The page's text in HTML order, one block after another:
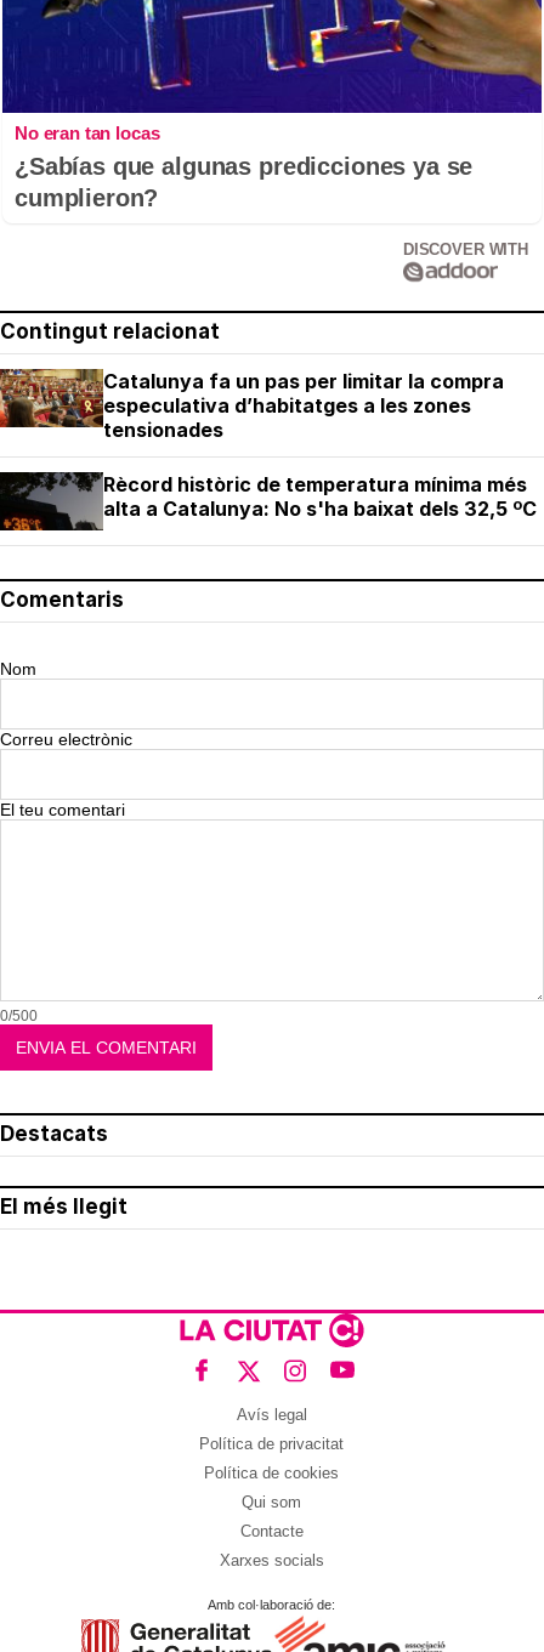
No eran tan locas
¿Sabías que algunas predicciones ya se
cumplieron?
DISCOVER WITH
Contingut relacionat
Catalunya fa un pas per limitar la compra
especulativa d’habitatges a les zones
tensionades
Rècord històric de temperatura mínima més
alta a Catalunya: No s'ha baixat dels 32,5 ºC
Comentaris
Nom
Correu electrònic
El teu comentari
0/500
Destacats
El més llegit
Avís legal
Política de privacitat
Política de cookies
Qui som
Contacte
Xarxes socials
Amb col·laboració de: